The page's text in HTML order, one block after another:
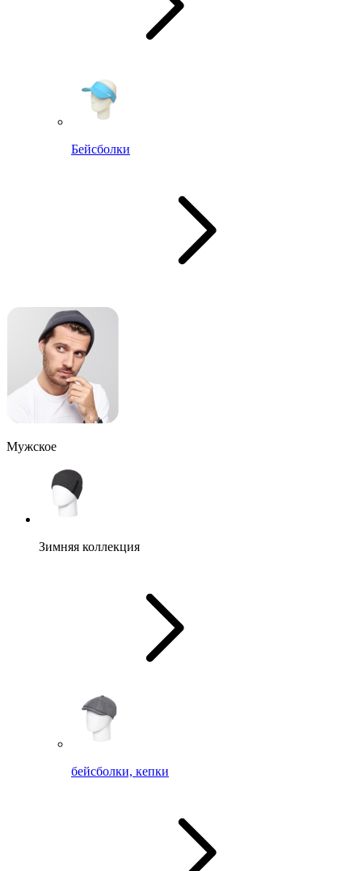
Бейсболки
Мужское
Зимняя коллекция
бейсболки, кепки